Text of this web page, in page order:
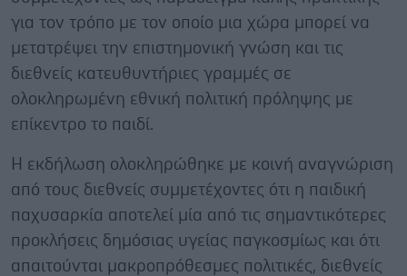
για τον τρόπο με τον οποίο μια χώρα μπορεί να
μετατρέψει την επιστημονική γνώση και τις
διεθνείς κατευθυντήριες γραμμές σε
ολοκληρωμένη εθνική πολιτική πρόληψης με
επίκεντρο το παιδί.
Η εκδήλωση ολοκληρώθηκε με κοινή αναγνώριση
από τους διεθνείς συμμετέχοντες ότι η παιδική
παχυσαρκία αποτελεί μία από τις σημαντικότερες
προκλήσεις δημόσιας υγείας παγκοσμίως και ότι
απαιτούνται μακροπρόθεσμες πολιτικές, διεθνείς